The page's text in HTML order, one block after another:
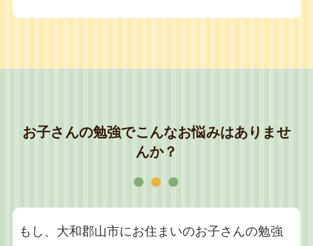
お子さんの勉強でこんなお悩みはありませ
んか？
もし、大和郡山市にお住まいのお子さんの勉強